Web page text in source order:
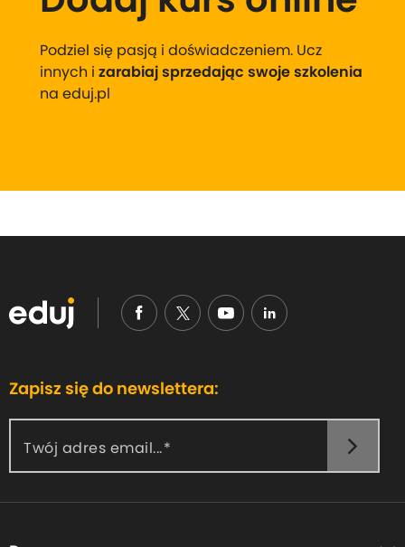
Podziel się pasją i doświadczeniem. Ucz
innych i zarabiaj sprzedając swoje szkolenia
na eduj.pl
Zapisz się do newslettera:
Twój adres email...